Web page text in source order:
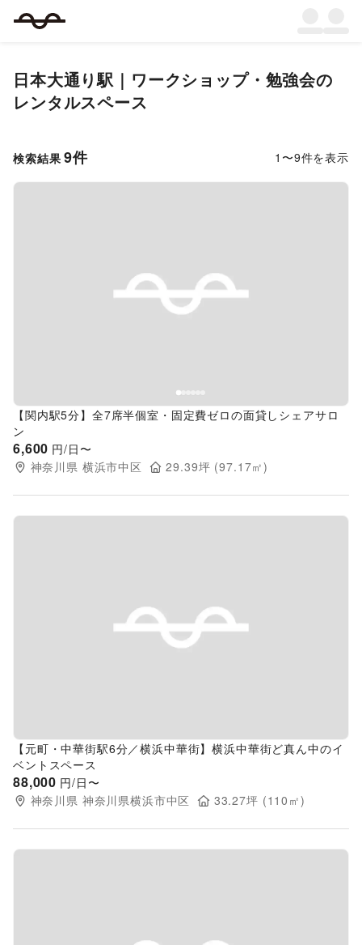
日本大通り駅｜ワークショップ・勉強会の
レンタルスペース
検索結果 9件 1 〜9件を表示
Previous slide
【関内駅5分】全7席半個室・固定費ゼロの面貸しシェアサロ
ン
6,600 円/日〜
神奈川県 横浜市中区 29.39坪 (97.17㎡)
Previous slide
【元町・中華街駅6分／横浜中華街】横浜中華街ど真ん中のイ
ベントスペース
88,000 円/日〜
神奈川県 神奈川県横浜市中区 33.27坪 (110 ㎡)